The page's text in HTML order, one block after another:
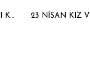
23 NISAN ÇOCUK VE BAYRAK TAHTA BASKI KALIBI 1401